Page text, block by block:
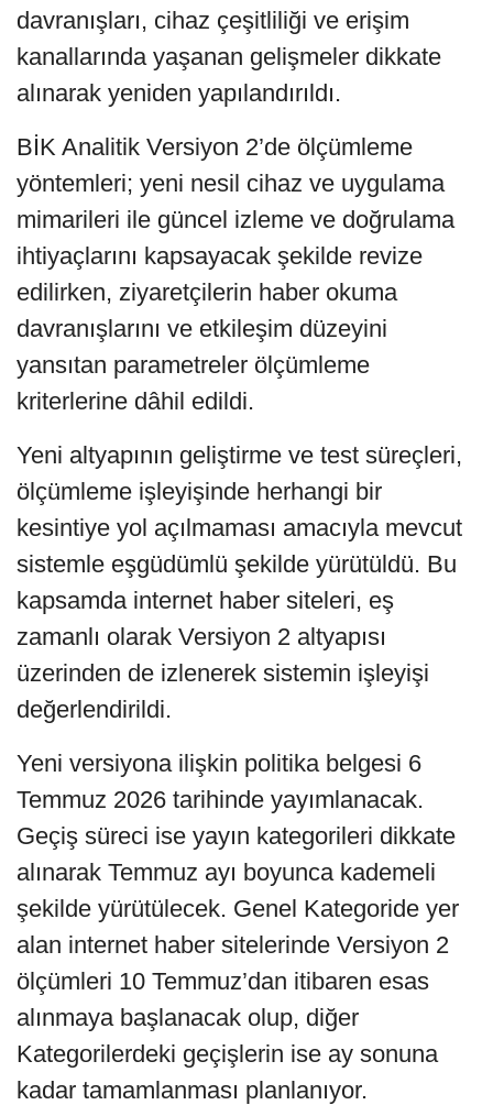
davranışları, cihaz çeşitliliği ve erişim
kanallarında yaşanan gelişmeler dikkate
alınarak yeniden yapılandırıldı.
BİK Analitik Versiyon 2’de ölçümleme
yöntemleri; yeni nesil cihaz ve uygulama
mimarileri ile güncel izleme ve doğrulama
ihtiyaçlarını kapsayacak şekilde revize
edilirken, ziyaretçilerin haber okuma
davranışlarını ve etkileşim düzeyini
yansıtan parametreler ölçümleme
kriterlerine dâhil edildi.
Yeni altyapının geliştirme ve test süreçleri,
ölçümleme işleyişinde herhangi bir
kesintiye yol açılmaması amacıyla mevcut
sistemle eşgüdümlü şekilde yürütüldü. Bu
kapsamda internet haber siteleri, eş
zamanlı olarak Versiyon 2 altyapısı
üzerinden de izlenerek sistemin işleyişi
değerlendirildi.
Yeni versiyona ilişkin politika belgesi 6
Temmuz 2026 tarihinde yayımlanacak.
Geçiş süreci ise yayın kategorileri dikkate
alınarak Temmuz ayı boyunca kademeli
şekilde yürütülecek. Genel Kategoride yer
alan internet haber sitelerinde Versiyon 2
ölçümleri 10 Temmuz’dan itibaren esas
alınmaya başlanacak olup, diğer
Kategorilerdeki geçişlerin ise ay sonuna
kadar tamamlanması planlanıyor.